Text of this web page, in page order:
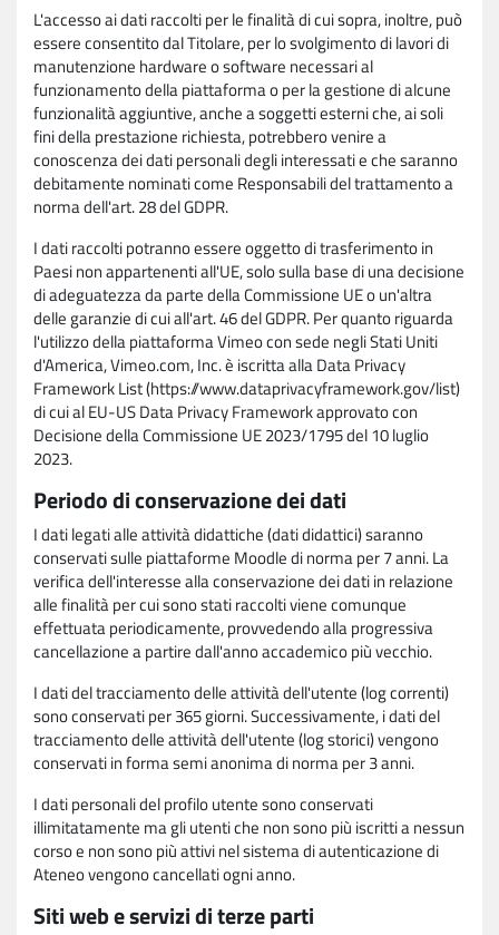
L'accesso ai dati raccolti per le finalità di cui sopra, inoltre, può
essere consentito dal Titolare, per lo svolgimento di lavori di
manutenzione hardware o software necessari al
funzionamento della piattaforma o per la gestione di alcune
funzionalità aggiuntive, anche a soggetti esterni che, ai soli
fini della prestazione richiesta, potrebbero venire a
conoscenza dei dati personali degli interessati e che saranno
debitamente nominati come Responsabili del trattamento a
norma dell'art. 28 del GDPR.
I dati raccolti potranno essere oggetto di trasferimento in
Paesi non appartenenti all'UE, solo sulla base di una decisione
di adeguatezza da parte della Commissione UE o un'altra
delle garanzie di cui all'art. 46 del GDPR. Per quanto riguarda
l'utilizzo della piattaforma Vimeo con sede negli Stati Uniti
d'America, Vimeo.com, Inc. è iscritta alla Data Privacy
Framework List (https://www.dataprivacyframework.gov/list)
di cui al EU-US Data Privacy Framework approvato con
Decisione della Commissione UE 2023/1795 del 10 luglio
2023.
Periodo di conservazione dei dati
I dati legati alle attività didattiche (dati didattici) saranno
conservati sulle piattaforme Moodle di norma per 7 anni. La
verifica dell'interesse alla conservazione dei dati in relazione
alle finalità per cui sono stati raccolti viene comunque
effettuata periodicamente, provvedendo alla progressiva
cancellazione a partire dall'anno accademico più vecchio.
I dati del tracciamento delle attività dell'utente (log correnti)
sono conservati per 365 giorni. Successivamente, i dati del
tracciamento delle attività dell'utente (log storici) vengono
conservati in forma semi anonima di norma per 3 anni.
I dati personali del profilo utente sono conservati
illimitatamente ma gli utenti che non sono più iscritti a nessun
corso e non sono più attivi nel sistema di autenticazione di
Ateneo vengono cancellati ogni anno.
Siti web e servizi di terze parti